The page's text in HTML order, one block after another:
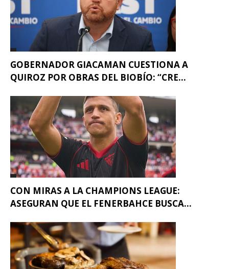
GOBERNADOR GIACAMAN CUESTIONA A
QUIROZ POR OBRAS DEL BIOBÍO: “CRE...
CON MIRAS A LA CHAMPIONS LEAGUE:
ASEGURAN QUE EL FENERBAHCE BUSCA...